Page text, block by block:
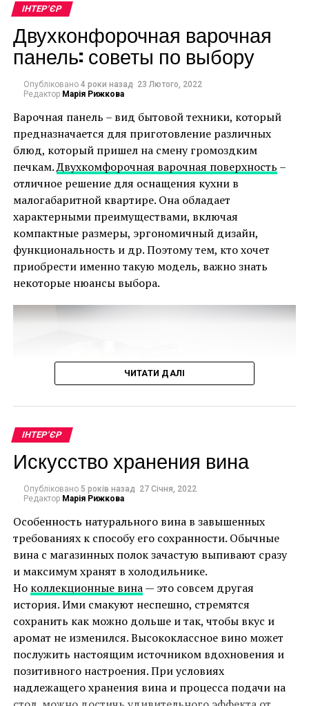
Плитка
Белая плитка – интерьерная классика,
идеально вписывающаяся в эстетику
скандинавского стиля. Очень популярным
решением является белая плитка метро –
плитка, напоминающая кирпичи с
глазурованной поверхностью. Этот вид
плитки дает эффект минимализма, и, если вы
хотите его дополнительно подчеркнуть,
используйте темный раствор. Для ванного
помещения в стиле сканди отлично подойдет
и другая белая плитка.
Под дерево – дерево – одна из отличительных
черт скандинавского стиля. И хотя
использование этого материала в ванной уже
защищенная древесина со временем
портится в условиях повышенной влажности
керамогранит, имитирующий деревянные
доски. Так вы получите одновременно
эффект скандинавского стиля и водостойкую
поверхность.
С рисунком – хотя, как правило, в основе
скандинавского стиля лежат минималистские
стран тоже имеет выразительные акценты.
Отличный пример – плитка пэчворк или с
геометрическим рисунком. Плитка такого
типа, уложенная на пол и сочетающаяся с
другими элементами декора в типично
скандинавской эстетике, станет хорошим
способом оформить подобную ванную.
Имитация камня – это еще один поворот в
сторону натуральных материалов. Правда,
натуральный камень – очень дорогое
ІНТЕР'ЄР
Двухконфорочная варочная
панель: советы по выбору
Опубліковано 4 роки назад 23 Лютого, 2022
Редактор Марія Рижкова
Варочная панель – вид бытовой техники, который
предназначается для приготовление различных
блюд, который пришел на смену громоздким
печкам.Двухкомфорочная варочная поверхность –
отличное решение для оснащения кухни в
малогабаритной квартире. Она обладает
характерными преимуществами, включая
компактные размеры, эргономичный дизайн,
функциональность и др. Поэтому тем, кто хочет
приобрести именно такую модель, важно знать
некоторые нюансы выбора.
Типы варочных панелей
Выбирая варочную панель на 2 конфорки
необходимо, прежде всего, определиться с ее
типом. На рынке представлены следующие
разновидности:
газовые;
комбинированные.
Каждая из них имеет свои преимущества, в
частности газовая поверхность при наличии
ЧИТАТИ ДАЛІ
ІНТЕР'ЄР
Искусство хранения вина
Опубліковано 5 років назад 27 Січня, 2022
Редактор Марія Рижкова
Особенность натурального вина в завышенных
требованиях к способу его сохранности. Обычные
вина с магазинных полок зачастую выпивают сразу
и максимум хранят в холодильнике.
Но коллекционные вина— это совсем другая
история. Ими смакуют неспешно, стремятся
сохранить как можно дольше и так, чтобы вкус и
аромат не изменился. Высококлассное вино может
послужить настоящим источником вдохновения и
позитивного настроения. При условиях
надлежащего хранения вина и процесса подачи на